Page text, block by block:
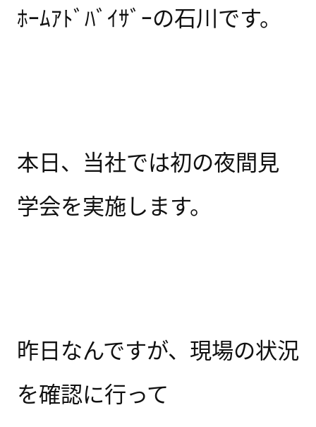
ﾎｰﾑｱﾄﾞﾊﾞｲｻﾞｰの石川です。
本日、当社では初の夜間見
学会を実施します。
昨日なんですが、現場の状況
を確認に行って